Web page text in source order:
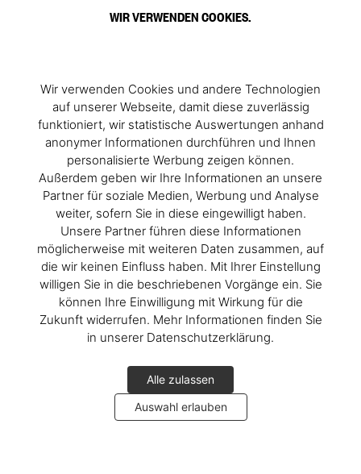
WIR VERWENDEN COOKIES.
Wir verwenden Cookies und andere Technologien
auf unserer Webseite, damit diese zuverlässig
funktioniert, wir statistische Auswertungen anhand
anonymer Informationen durchführen und Ihnen
personalisierte Werbung zeigen können.
Außerdem geben wir Ihre Informationen an unsere
Partner für soziale Medien, Werbung und Analyse
weiter, sofern Sie in diese eingewilligt haben.
Unsere Partner führen diese Informationen
möglicherweise mit weiteren Daten zusammen, auf
die wir keinen Einfluss haben. Mit Ihrer Einstellung
willigen Sie in die beschriebenen Vorgänge ein. Sie
können Ihre Einwilligung mit Wirkung für die
Zukunft widerrufen. Mehr Informationen finden Sie
in unserer Datenschutzerklärung.
Alle zulassen
Auswahl erlauben